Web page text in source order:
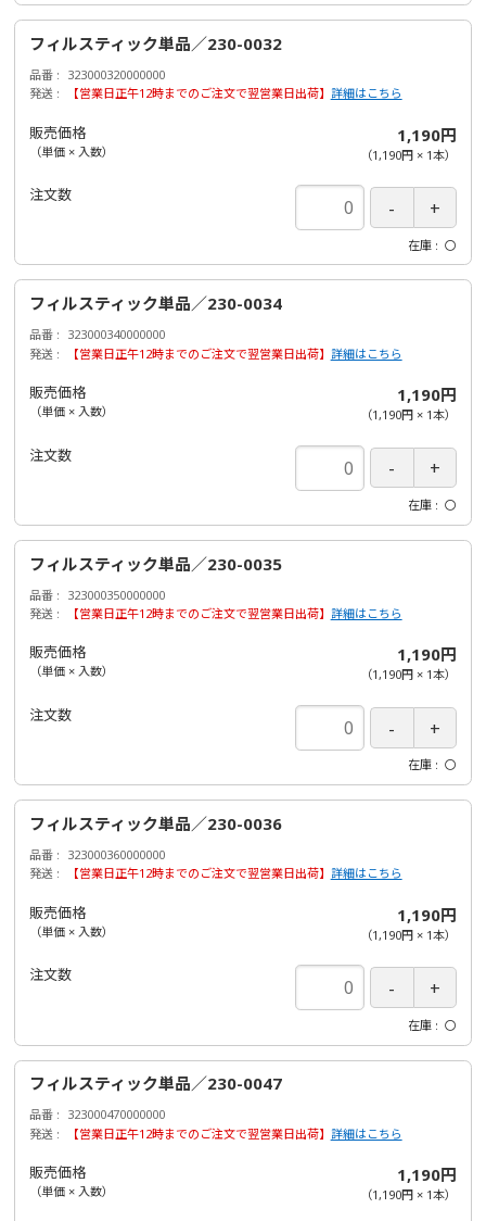
フィルスティック単品／230-0032
品番
323000320000000
発送
【営業日正午12時までのご注文で翌営業日出荷】 詳細はこちら
販売価格
（単価 × 入数）
1,190円
（1,190円× 1本）
注文数
在庫 〇
フィルスティック単品／230-0034
品番
323000340000000
発送
【営業日正午12時までのご注文で翌営業日出荷】 詳細はこちら
販売価格
（単価 × 入数）
1,190円
（1,190円× 1本）
注文数
在庫 〇
フィルスティック単品／230-0035
品番
323000350000000
発送
【営業日正午12時までのご注文で翌営業日出荷】 詳細はこちら
販売価格
（単価 × 入数）
1,190円
（1,190円× 1本）
注文数
在庫 〇
フィルスティック単品／230-0036
品番
323000360000000
発送
【営業日正午12時までのご注文で翌営業日出荷】 詳細はこちら
販売価格
（単価 × 入数）
1,190円
（1,190円× 1本）
注文数
在庫 〇
フィルスティック単品／230-0047
品番
323000470000000
発送
【営業日正午12時までのご注文で翌営業日出荷】 詳細はこちら
販売価格
（単価 × 入数）
1,190円
（1,190円× 1本）